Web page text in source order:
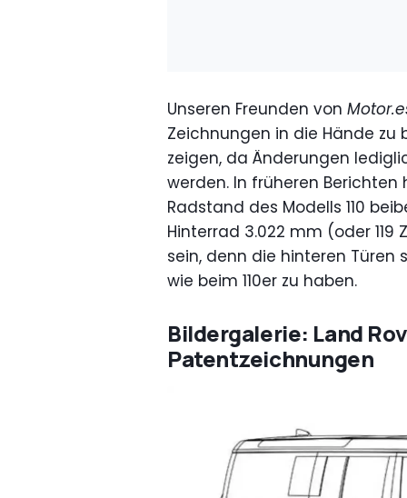
Unseren Freunden von
Zeichnungen in die Hände zu
zeigen, da Änderungen
werden. In früheren Berichten
Radstand des Modells 110
Hinterrad 3.022 mm (oder
sein, denn die hinteren
wie beim 110er zu haben.
Bildergalerie: Land
Patentzeichnungen